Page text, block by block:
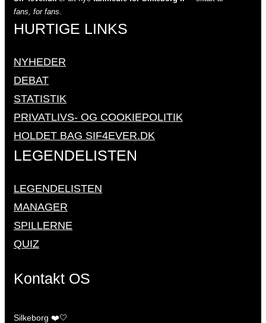
fans, for fans
HURTIGE LINKS
NYHEDER
DEBAT
STATISTIK
PRIVATLIVS- OG COOKIEPOLITIK
HOLDET BAG SIF4EVER.DK
LEGENDELISTEN
LEGENDELISTEN
MANAGER
SPILLERNE
QUIZ
Kontakt OS
Silkeborg ❤️🤍